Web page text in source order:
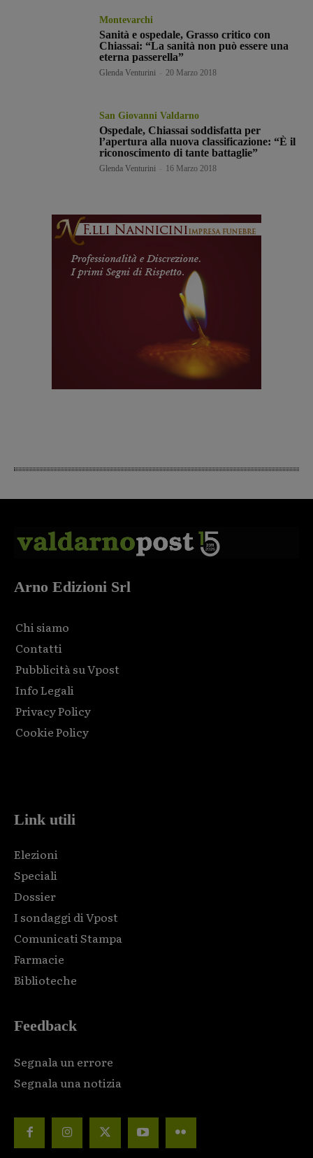
Montevarchi
Sanità e ospedale, Grasso critico con
Chiassai: “La sanità non può essere una
eterna passerella”
Glenda Venturini 20 Marzo 2018
San Giovanni Valdarno
Ospedale, Chiassai soddisfatta per
l’apertura alla nuova classificazione: “È il
riconoscimento di tante battaglie”
Glenda Venturini 16 Marzo 2018
Arno Edizioni Srl
Chi siamo
Contatti
Pubblicità su Vpost
Info Legali
Privacy Policy
Cookie Policy
Link utili
Elezioni
Speciali
Dossier
I sondaggi di Vpost
Comunicati Stampa
Farmacie
Biblioteche
Feedback
Segnala un errore
Segnala una notizia